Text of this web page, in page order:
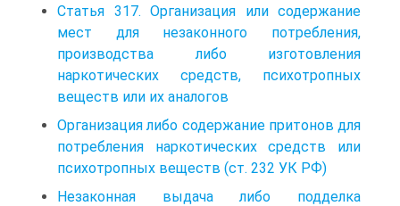
Статья 317. Организация или содержание
мест для незаконного потребления,
производства либо изготовления
наркотических средств, психотропных
веществ или их аналогов
Организация либо содержание притонов для
потребления наркотических средств или
психотропных веществ (ст. 232 УК РФ)
Незаконная выдача либо подделка